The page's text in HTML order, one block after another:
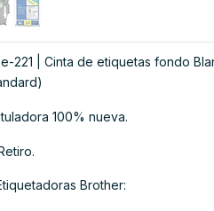
221 | Cinta de etiquetas fondo
100% nueva.
Brother: